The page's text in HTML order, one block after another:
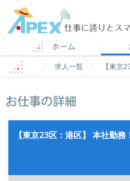
求人一覧 【東京
【東京23区：港区】 本社勤